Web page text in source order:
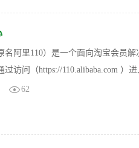
名阿里110）是一个面向淘宝会员
过访问（https://110.alibaba.com ）
62